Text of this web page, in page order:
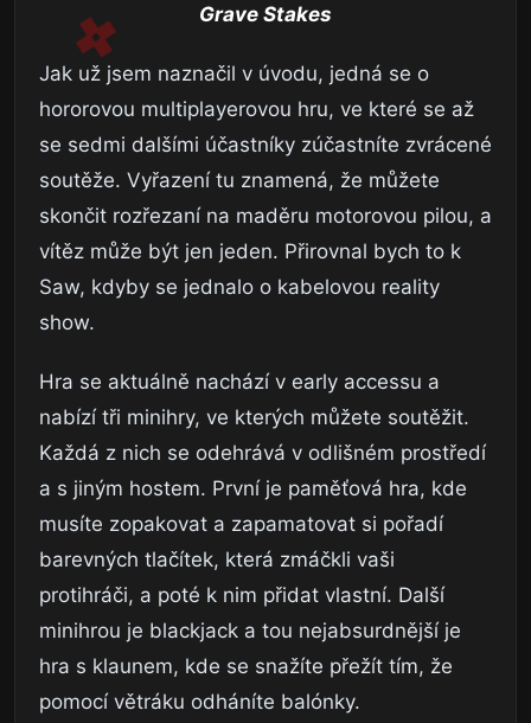
Grave Stakes
Jak už jsem naznačil v úvodu, jedná se o
hororovou multiplayerovou hru, ve které se až
se sedmi dalšími účastníky zúčastníte zvrácené
soutěže. Vyřazení tu znamená, že můžete
skončit rozřezaní na maděru motorovou pilou, a
vítěz může být jen jeden. Přirovnal bych to k
Saw, kdyby se jednalo o kabelovou reality
show.
Hra se aktuálně nachází v early accessu a
nabízí tři minihry, ve kterých můžete soutěžit.
Každá z nich se odehrává v odlišném prostředí
a s jiným hostem. První je paměťová hra, kde
musíte zopakovat a zapamatovat si pořadí
barevných tlačítek, která zmáčkli vaši
protihráči, a poté k nim přidat vlastní. Další
minihrou je blackjack a tou nejabsurdnější je
hra s klaunem, kde se snažíte přežít tím, že
pomocí větráku odháníte balónky.